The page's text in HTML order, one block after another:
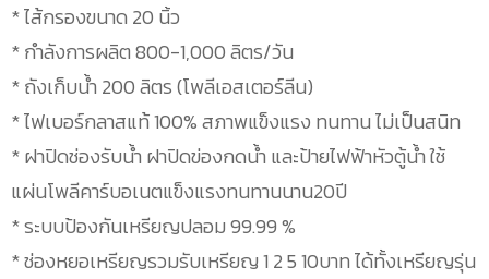
* ไส้กรองขนาด 20 นิ้ว
* กำลังการผลิต 800-1,000 ลิตร/วัน
* ถังเก็บน้ำ 200 ลิตร (โพลีเอสเตอร์ลีน)
* ไฟเบอร์กลาสแท้ 100% สภาพแข็งแรง ทนทาน ไม่เป็นสนิท
* ฝาปิดช่องรับน้ำ ฝาปิดข่องกดน้ำ และป้ายไฟฟ้าหัวตู้น้ำ ใช้
แผ่นโพลีคาร์บอเนตแข็งแรงทนทานนาน20ปี
* ระบบป้องกันเหรียญปลอม 99.99 %
* ช่องหยอเหรียญรวมรับเหรียญ 1 2 5 10บาท ได้ทั้งเหรียญรุ่น